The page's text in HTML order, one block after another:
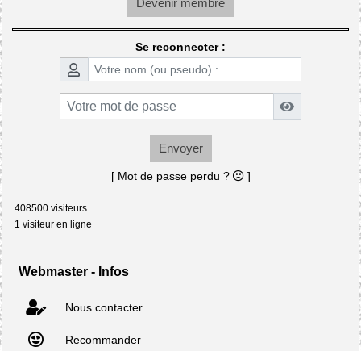
Devenir membre
Se reconnecter :
Envoyer
[ Mot de passe perdu ? ]
408500 visiteurs
1 visiteur en ligne
Webmaster - Infos
Nous contacter
Recommander